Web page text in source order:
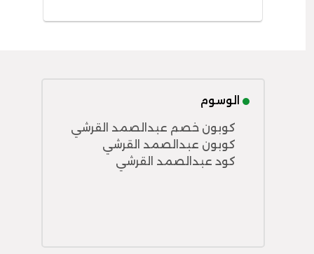
الوسوم
كوبون خصم عبدالصمد القرشي
كوبون عبدالصمد القرشي
كود عبدالصمد القرشي